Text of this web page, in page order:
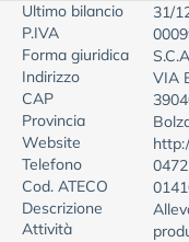
Ultimo bilancio
31/
P.IVA
Forma giuridica
Indirizzo
VIA
CAP
Provincia
Website
Telefono
Cod. ATECO
Descrizione
Attività